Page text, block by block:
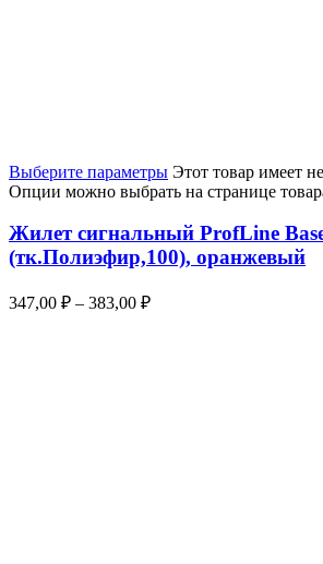
Выберите параметры Этот товар имеет
Опции можно выбрать на странице
Жилет сигнальный ProfLine
(тк.Полиэфир,100), оранжевый
347,00 ₽ – 383,00 ₽